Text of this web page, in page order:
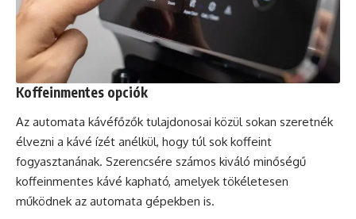
Koffeinmentes opciók
Az automata kávéfőzők tulajdonosai közül sokan szeretnék
élvezni a kávé ízét anélkül, hogy túl sok koffeint
fogyasztanának. Szerencsére számos kiváló minőségű
koffeinmentes kávé kapható, amelyek tökéletesen
működnek az automata gépekben is.